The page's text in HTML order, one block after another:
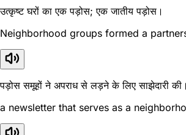
उत्कृष्ट घरों का एक पड़ोस; एक जातीय पड़ोस।
Neighborhood groups formed a
पड़ोस समूहों ने अपराध से लड़ने के लिए साझेदारी की।
a newsletter that serves as a